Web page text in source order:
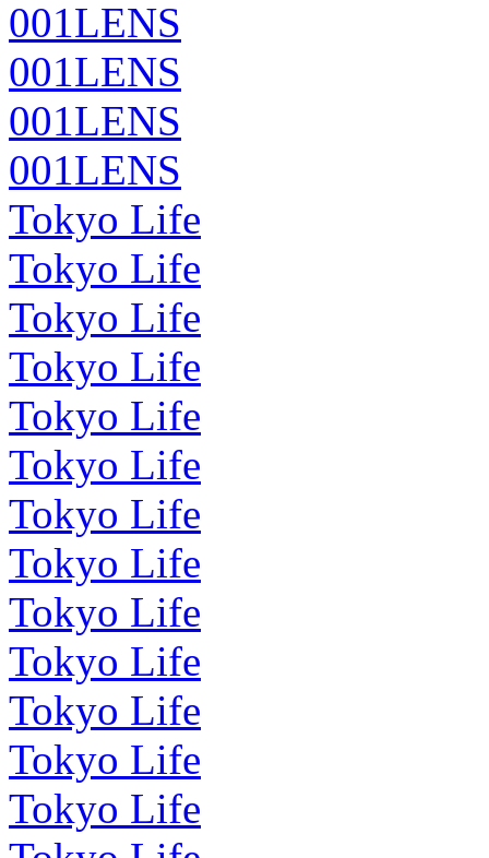
001LENS
001LENS
001LENS
001LENS
Tokyo Life
Tokyo Life
Tokyo Life
Tokyo Life
Tokyo Life
Tokyo Life
Tokyo Life
Tokyo Life
Tokyo Life
Tokyo Life
Tokyo Life
Tokyo Life
Tokyo Life